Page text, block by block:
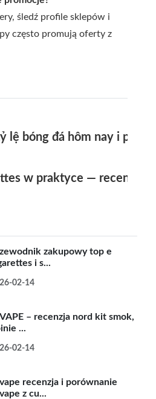
śledź profile sklepów i
często promują oferty z
lệ bóng đá hôm nay i
w praktyce — recenzja
zakupowy top e
i s...
02-14
– recenzja nord kit smok,
...
02-14
recenzja i porównanie
z cu...